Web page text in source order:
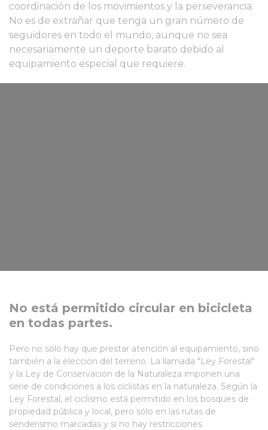
coordinación de los movimientos y la perseverancia.
No es de extrañar que tenga un gran número de
seguidores en todo el mundo, aunque no sea
necesariamente un deporte barato debido al
equipamiento especial que requiere.
No está permitido circular en bicicleta
en todas partes.
Pero no sólo hay que prestar atención al equipamiento, sino
también a la elección del terreno. La llamada "Ley Forestal"
y la Ley de Conservación de la Naturaleza imponen una
serie de condiciones a los ciclistas en la naturaleza. Según la
Ley Forestal, el ciclismo está permitido en los bosques de
propiedad pública y local, pero sólo en las rutas de
senderismo marcadas y si no hay restricciones